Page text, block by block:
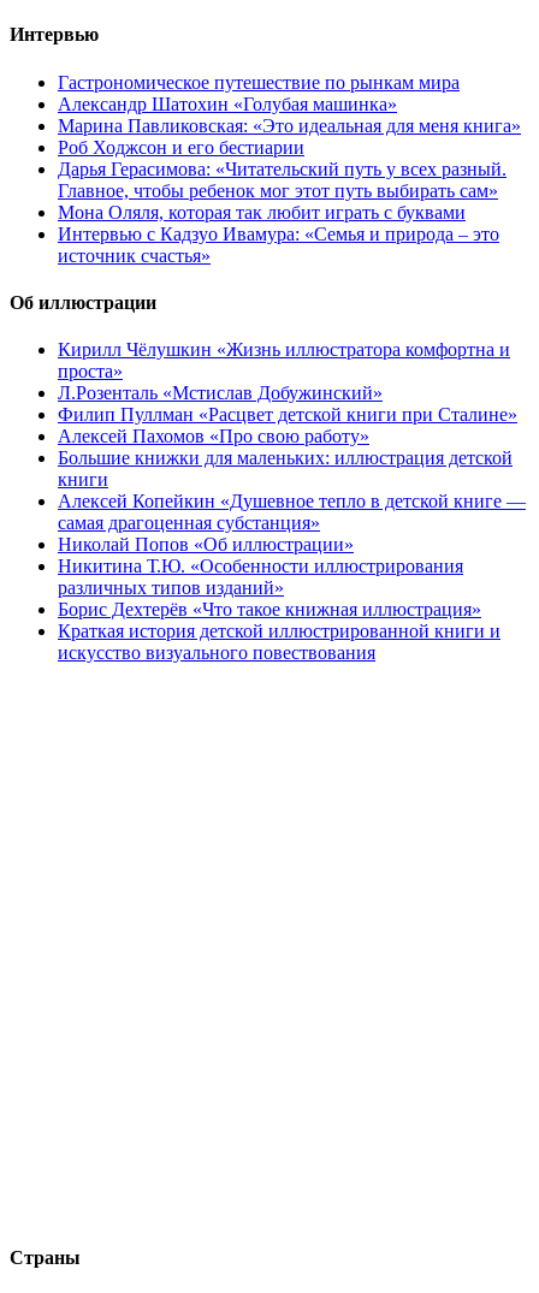
Интервью
Гастрономическое путешествие по рынкам мира
Александр Шатохин «Голубая машинка»
Марина Павликовская: «Это идеальная для меня книга»
Роб Ходжсон и его бестиарии
Дарья Герасимова: «Читательский путь у всех разный.
Главное, чтобы ребенок мог этот путь выбирать сам»
Мона Оляля, которая так любит играть с буквами
Интервью с Кадзуо Ивамура: «Семья и природа – это
источник счастья»
Об иллюстрации
Кирилл Чёлушкин «Жизнь иллюстратора комфортна и
проста»
Л.Розенталь «Мстислав Добужинский»
Филип Пуллман «Расцвет детской книги при Сталине»
Алексей Пахомов «Про свою работу»
Большие книжки для маленьких: иллюстрация детской
книги
Алексей Копейкин «Душевное тепло в детской книге —
самая драгоценная субстанция»
Николай Попов «Об иллюстрации»
Никитина Т.Ю. «Особенности иллюстрирования
различных типов изданий»
Борис Дехтерёв «Что такое книжная иллюстрация»
Краткая история детской иллюстрированной книги и
искусство визуального повествования
Страны